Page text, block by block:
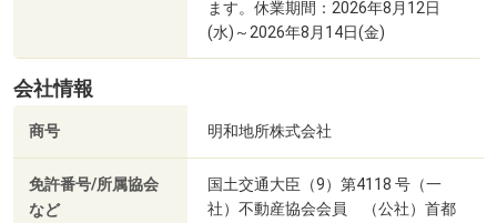
ます。休業期間：2026年8月12日
(水)～2026年8月14日(金)
会社情報
商号 明和地所株式会社
免許番号/所属協会
など
国土交通大臣（9）第4118 号（一
社）不動産協会会員 （公社）首都